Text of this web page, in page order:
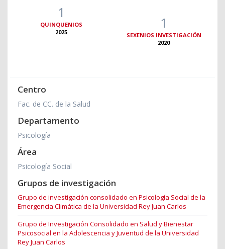
1
QUINQUENIOS
2025
1
SEXENIOS INVESTIGACIÓN
2020
Centro
Fac. de CC. de la Salud
Departamento
Psicología
Área
Psicología Social
Grupos de investigación
Grupo de investigación consolidado en Psicología Social de la
Emergencia Climática de la Universidad Rey Juan Carlos
Grupo de Investigación Consolidado en Salud y Bienestar
Psicosocial en la Adolescencia y Juventud de la Universidad
Rey Juan Carlos